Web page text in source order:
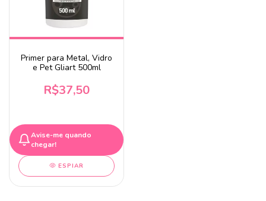
Primer para Metal, Vidro
e Pet Gliart 500ml
R$37,50
Avise-me quando
chegar!
ESPIAR